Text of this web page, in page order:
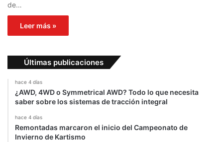
de…
Leer más »
Últimas publicaciones
hace 4 días
¿AWD, 4WD o Symmetrical AWD? Todo lo que necesita
saber sobre los sistemas de tracción integral
hace 4 días
Remontadas marcaron el inicio del Campeonato de
Invierno de Kartismo